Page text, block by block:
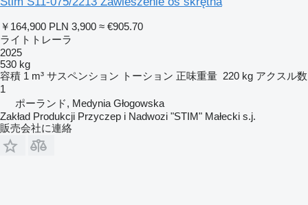
￥164,900 PLN 3,900 ≈ €905.70
ライトトレーラ
2025
530 kg
容積 1 m³ サスペンション トーション 正味重量 220 kg アクスル数
1
ポーランド, Medynia Głogowska
Zakład Produkcji Przyczep i Nadwozi "STIM" Małecki s.j.
販売会社に連絡